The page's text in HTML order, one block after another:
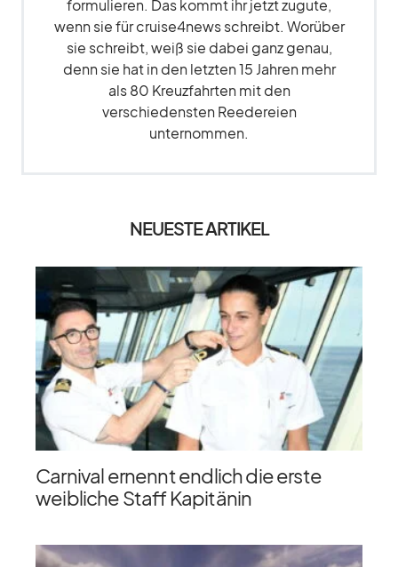
formulieren. Das kommt ihr jetzt zugute,
wenn sie für cruise4news schreibt. Worüber
sie schreibt, weiß sie dabei ganz genau,
denn sie hat in den letzten 15 Jahren mehr
als 80 Kreuzfahrten mit den
verschiedensten Reedereien
unternommen.
NEUESTE ARTIKEL
Carnival ernennt endlich die erste
weibliche Staff Kapitänin